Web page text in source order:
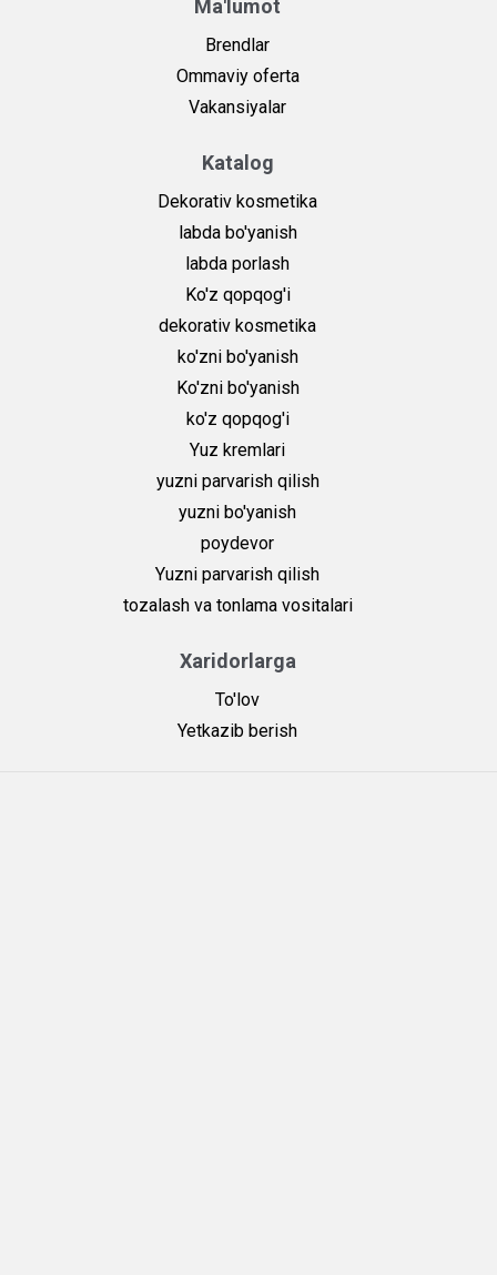
Ma'lumot
Brendlar
Ommaviy oferta
Vakansiyalar
Katalog
Dekorativ kosmetika
labda bo'yanish
labda porlash
Ko'z qopqog'i
dekorativ kosmetika
ko'zni bo'yanish
Ko'zni bo'yanish
ko'z qopqog'i
Yuz kremlari
yuzni parvarish qilish
yuzni bo'yanish
poydevor
Yuzni parvarish qilish
tozalash va tonlama vositalari
Xaridorlarga
To'lov
Yetkazib berish